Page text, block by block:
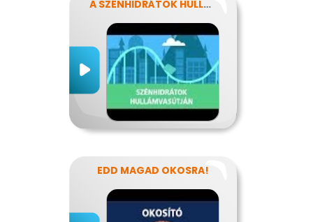
A SZÉNHIDRÁTOK HULLÁMVASÚTJÁN
EDD MAGAD OKOSRA!